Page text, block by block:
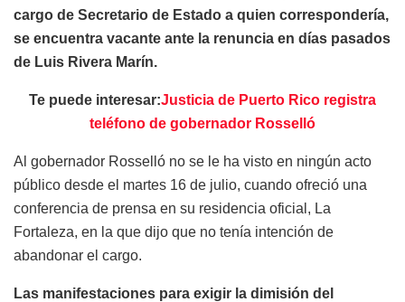
cargo de Secretario de Estado a quien correspondería,
se encuentra vacante ante la renuncia en días pasados
de Luis Rivera Marín.
Te puede interesar:Justicia de Puerto Rico registra
teléfono de gobernador Rosselló
Al gobernador Rosselló no se le ha visto en ningún acto
público desde el martes 16 de julio, cuando ofreció una
conferencia de prensa en su residencia oficial, La
Fortaleza, en la que dijo que no tenía intención de
abandonar el cargo.
Las manifestaciones para exigir la dimisión del